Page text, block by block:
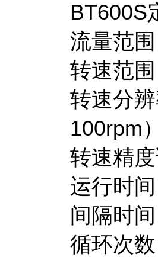
BT600S
流量范
转速范
转速分
100rpm
转速精
运行时
间隔时
循环次